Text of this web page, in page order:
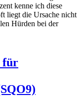
kenne ich diese
liegt die Ursache nicht
Hürden bei der
für